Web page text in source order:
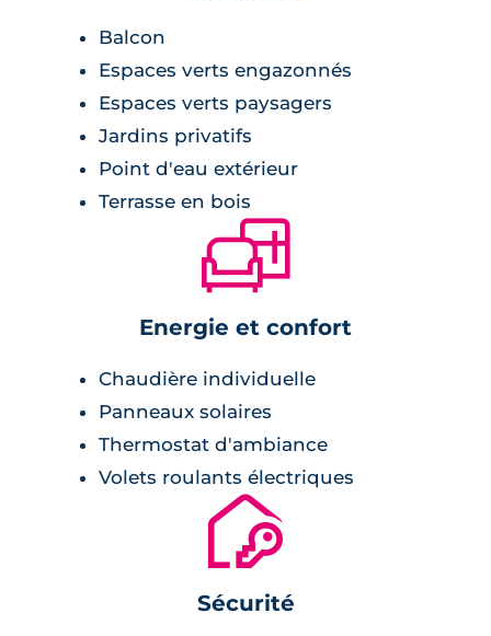
Balcon
Espaces verts engazonnés
Espaces verts paysagers
Jardins privatifs
Point d'eau extérieur
Terrasse en bois
🛋
Energie et confort
Chaudière individuelle
Panneaux solaires
Thermostat d'ambiance
Volets roulants électriques
🔐
Sécurité